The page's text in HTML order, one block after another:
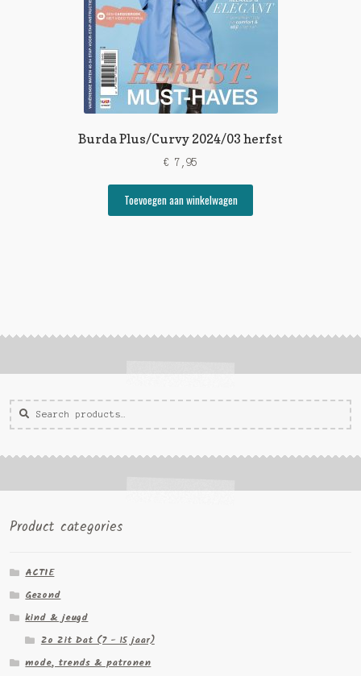
Burda Plus/Curvy 2024/03 herfst
€ 7,95
Toevoegen aan winkelwagen
Zoeken
voor:
Zoek
Product categories
ACTIE
Gezond
kind & jeugd
Zo Zit Dat (7 - 15 jaar)
mode, trends & patronen